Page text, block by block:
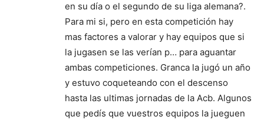
en su día o el segundo de su liga alemana?.
Para mi si, pero en esta competición hay
mas factores a valorar y hay equipos que si
la jugasen se las verían p… para aguantar
ambas competiciones. Granca la jugó un año
y estuvo coqueteando con el descenso
hasta las ultimas jornadas de la Acb. Algunos
que pedís que vuestros equipos la jueguen